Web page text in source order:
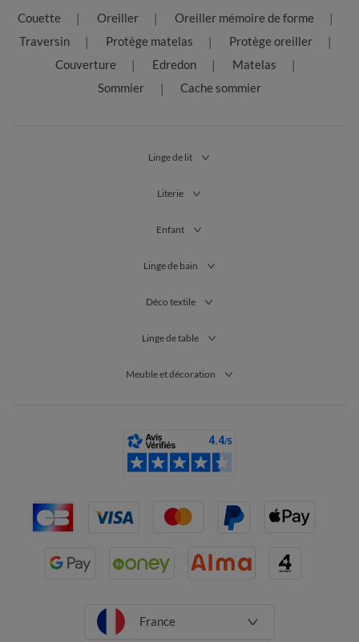
Couette Oreiller
Oreiller mémoire de forme
Traversin
Protège matelas
Protège oreiller
Couverture
Edredon
Matelas
Sommier
Cache sommier
Linge de lit
Literie
Enfant
Linge de bain
Déco textile
Linge de table
Meuble et décoration
France